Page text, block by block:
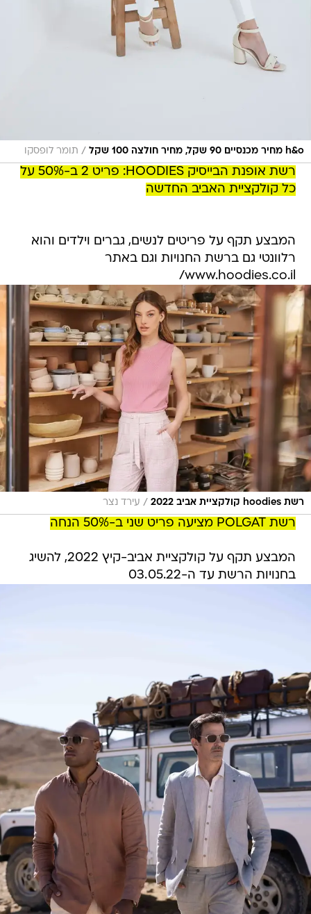
h&o מחיר מכנסיים 90 שקל, מחיר חולצה 100 שקל / תומר לופסקו
רשת אופנת הבייסיק HOODIES: פריט 2 ב-50% על
כל קולקציית האביב החדשה
המבצע תקף על פריטים לנשים, גברים וילדים והוא
רלוונטי גם ברשת החנויות וגם באתר
www.hoodies.co.il/
רשת hoodies קולקציית אביב 2022 / עירד נצר
רשת POLGAT מציעה פריט שני ב-50% הנחה
המבצע תקף על קולקציית אביב-קיץ 2022, להשיג
בחנויות הרשת עד ה-03.05.22